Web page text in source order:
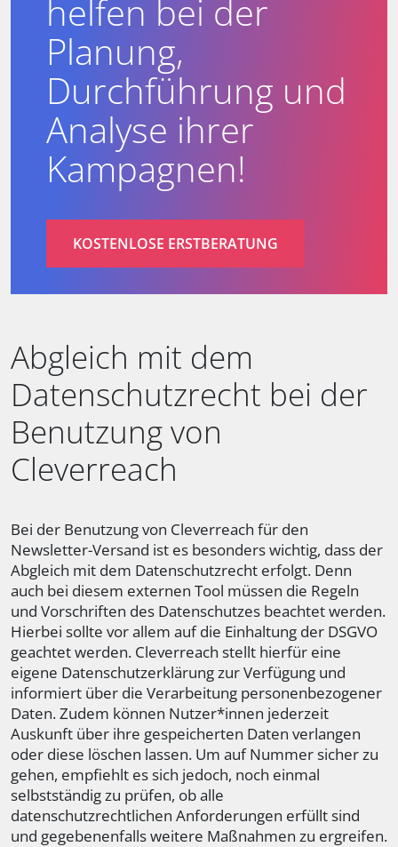
helfen bei der
Planung,
Durchführung und
Analyse ihrer
Kampagnen!
KOSTENLOSE ERSTBERATUNG
Abgleich mit dem
Datenschutzrecht bei der
Benutzung von
Cleverreach
Bei der Benutzung von Cleverreach für den
Newsletter-Versand ist es besonders wichtig, dass der
Abgleich mit dem Datenschutzrecht erfolgt. Denn
auch bei diesem externen Tool müssen die Regeln
und Vorschriften des Datenschutzes beachtet werden.
Hierbei sollte vor allem auf die Einhaltung der DSGVO
geachtet werden. Cleverreach stellt hierfür eine
eigene Datenschutzerklärung zur Verfügung und
informiert über die Verarbeitung personenbezogener
Daten. Zudem können Nutzer*innen jederzeit
Auskunft über ihre gespeicherten Daten verlangen
oder diese löschen lassen. Um auf Nummer sicher zu
gehen, empfiehlt es sich jedoch, noch einmal
selbstständig zu prüfen, ob alle
datenschutzrechtlichen Anforderungen erfüllt sind
und gegebenenfalls weitere Maßnahmen zu ergreifen.